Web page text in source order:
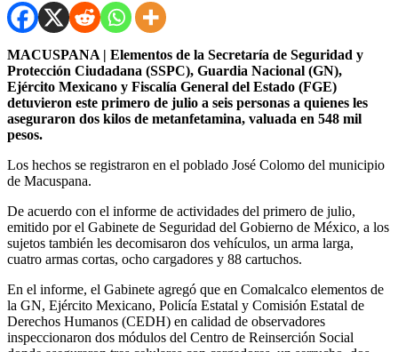
MACUSPANA | Elementos de la Secretaría de Seguridad y
Protección Ciudadana (SSPC), Guardia Nacional (GN),
Ejército Mexicano y Fiscalía General del Estado (FGE)
detuvieron este primero de julio a seis personas a quienes les
aseguraron dos kilos de metanfetamina, valuada en 548 mil
pesos.
Los hechos se registraron en el poblado José Colomo del municipio
de Macuspana.
De acuerdo con el informe de actividades del primero de julio,
emitido por el Gabinete de Seguridad del Gobierno de México, a los
sujetos también les decomisaron dos vehículos, un arma larga,
cuatro armas cortas, ocho cargadores y 88 cartuchos.
En el informe, el Gabinete agregó que en Comalcalco elementos de
la GN, Ejército Mexicano, Policía Estatal y Comisión Estatal de
Derechos Humanos (CEDH) en calidad de observadores
inspeccionaron dos módulos del Centro de Reinserción Social